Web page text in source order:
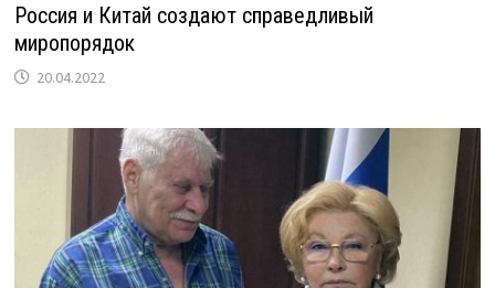
Россия и Китай создают справедливый
миропорядок
20.04.2022